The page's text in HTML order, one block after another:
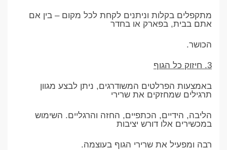
מתקפלים בקלות וניתנים לקחת לכל מקום – בין אם
אתם בבית, בפארק או בחדר
הכושר.
3. חיזוק כל הגוף
באמצעות הפרלטים המשודרגים, ניתן לבצע מגוון
תרגילים שמחזקים את שרירי
הליבה, הידיים, הכתפיים, החזה והרגליים. השימוש
במכשירים אלו דורש יציבות
רבה ומפעיל את שרירי הגוף בעוצמה.